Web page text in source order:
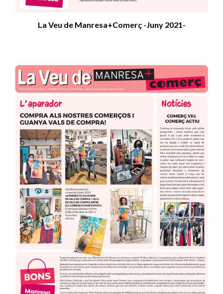
La Veu de Manresa+Comerç -Juny 2021-